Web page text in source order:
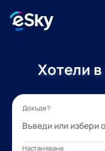
Хотели